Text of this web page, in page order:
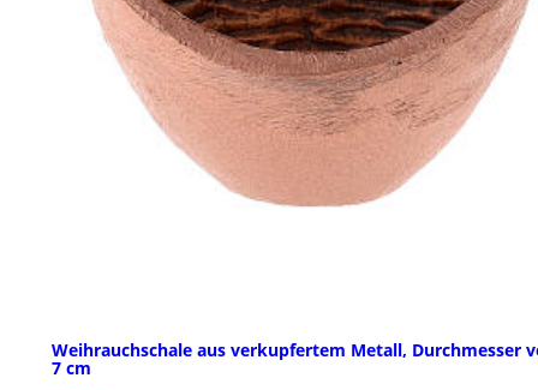
Weihrauchschale aus verkupfertem Metall, Durchmesser
7 cm